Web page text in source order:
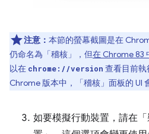
注意： 本節的螢幕截圖是在
仍命名為「稽核」
，但在 Chrome 83
以在 chrome://version 查看目前
Chrome 版本中，「稽核」 面板的 UI
如要模擬行動裝置，請在「